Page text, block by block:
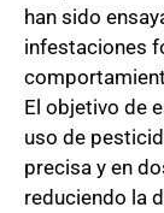
han sido
infestaciones
El objetivo de
uso de
precisa y en
reduciendo la